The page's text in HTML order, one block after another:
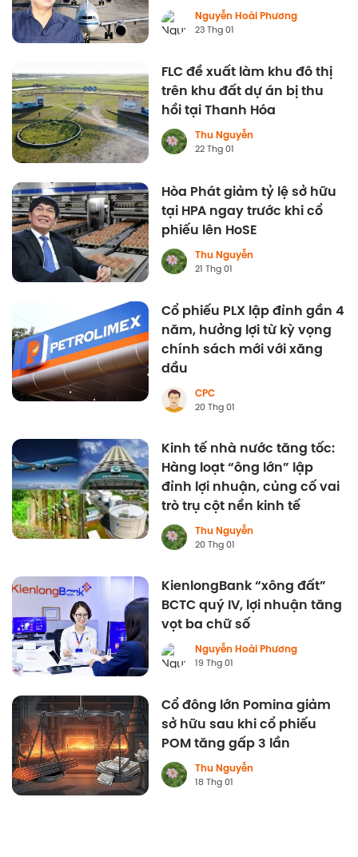
Nguyễn Hoài Phương
23 Thg 01
FLC đề xuất làm khu đô thị
trên khu đất dự án bị thu
hồi tại Thanh Hóa
Thu Nguyễn
22 Thg 01
Hòa Phát giảm tỷ lệ sở hữu
tại HPA ngay trước khi cổ
phiếu lên HoSE
Thu Nguyễn
21 Thg 01
Cổ phiếu PLX lập đỉnh gần 4
năm, hưởng lợi từ kỳ vọng
chính sách mới với xăng
dầu
CPC
20 Thg 01
Kinh tế nhà nước tăng tốc:
Hàng loạt “ông lớn” lập
đỉnh lợi nhuận, củng cố vai
trò trụ cột nền kinh tế
Thu Nguyễn
20 Thg 01
KienlongBank “xông đất”
BCTC quý IV, lợi nhuận tăng
vọt ba chữ số
Nguyễn Hoài Phương
19 Thg 01
Cổ đông lớn Pomina giảm
sở hữu sau khi cổ phiếu
POM tăng gấp 3 lần
Thu Nguyễn
18 Thg 01